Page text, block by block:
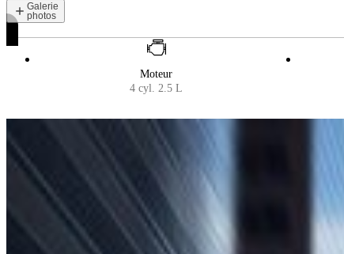
Galerie
photos
Moteur
4 cyl. 2.5 L